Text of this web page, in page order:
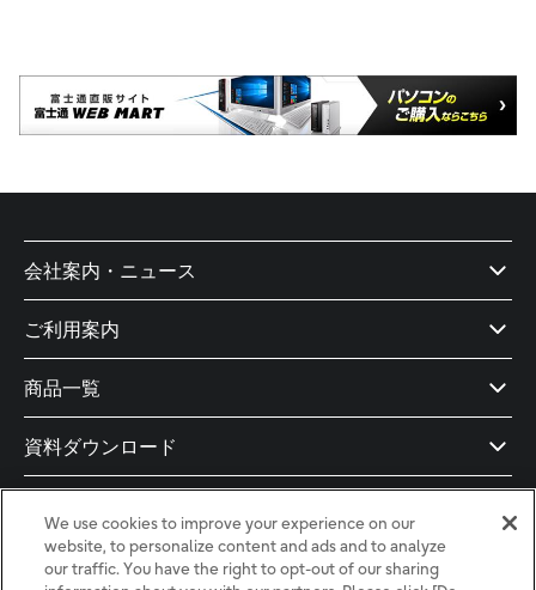
会社案内・ニュース
ご利用案内
商品一覧
資料ダウンロード
導入支援
We use cookies to improve your experience on our
website, to personalize content and ads and to analyze
our traffic. You have the right to opt-out of our sharing